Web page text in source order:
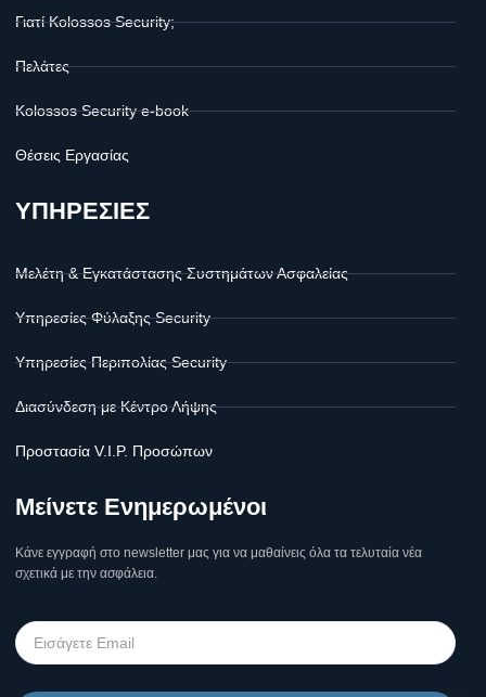
Γιατί Kolossos Security;
Πελάτες
Kolossos Security e-book
Θέσεις Εργασίας
ΥΠΗΡΕΣΙΕΣ
Μελέτη & Εγκατάστασης Συστημάτων Ασφαλείας
Υπηρεσίες Φύλαξης Security
Υπηρεσίες Περιπολίας Security
Διασύνδεση με Κέντρο Λήψης
Προστασία V.I.P. Προσώπων
Μείνετε Ενημερωμένοι
Κάνε εγγραφή στο newsletter μας για να μαθαίνεις όλα τα τελυταία νέα
σχετικά με την ασφάλεια.